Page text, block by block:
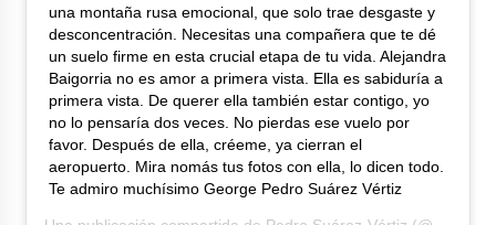
una montaña rusa emocional, que solo trae desgaste y
desconcentración. Necesitas una compañera que te dé
un suelo firme en esta crucial etapa de tu vida. Alejandra
Baigorria no es amor a primera vista. Ella es sabiduría a
primera vista. De querer ella también estar contigo, yo
no lo pensaría dos veces. No pierdas ese vuelo por
favor. Después de ella, créeme, ya cierran el
aeropuerto. Mira nomás tus fotos con ella, lo dicen todo.
Te admiro muchísimo George Pedro Suárez Vértiz